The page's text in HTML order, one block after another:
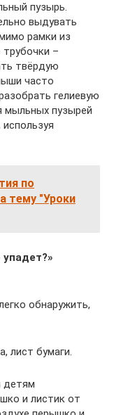
пузырь.
выдувать
рамки из
трубочки –
твёрдую
часто
гелиевую
мыльных пузырей
по
тему "Уроки
обнаружить,
лист бумаги.
детям
и листик от